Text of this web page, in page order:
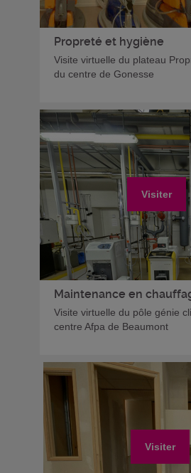
Propreté et hygiène
Visite virtuelle du plateau
du centre de Gonesse
Visiter
Maintenance en
Visite virtuelle du pôle génie
centre Afpa de Beaumont
Visiter